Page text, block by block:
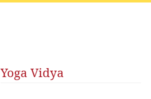
Yoga Vidya